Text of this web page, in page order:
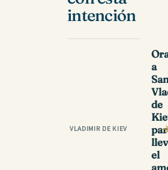
intención
VLADIMIR DE KIEV
a
de
el